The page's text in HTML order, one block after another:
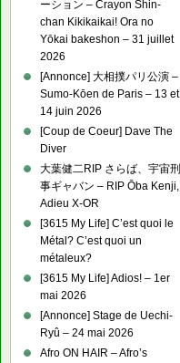
ーション – Crayon Shin-
chan Kikikaikai! Ora no
Yōkai bakeshon – 31 juillet
2026
[Annonce] 大相撲パリ公演 –
Sumo-Kōen de Paris – 13 et
14 juin 2026
[Coup de Coeur] Dave The
Diver
大葉健二RIP さらば、宇宙刑
事ギャバン – RIP Ōba Kenji,
Adieu X-OR
[3615 My Life] C’est quoi le
Métal? C’est quoi un
métaleux?
[3615 My Life] Adios! – 1er
mai 2026
[Annonce] Stage de Uechi-
Ryû – 24 mai 2026
Afro ON HAIR – Afro’s